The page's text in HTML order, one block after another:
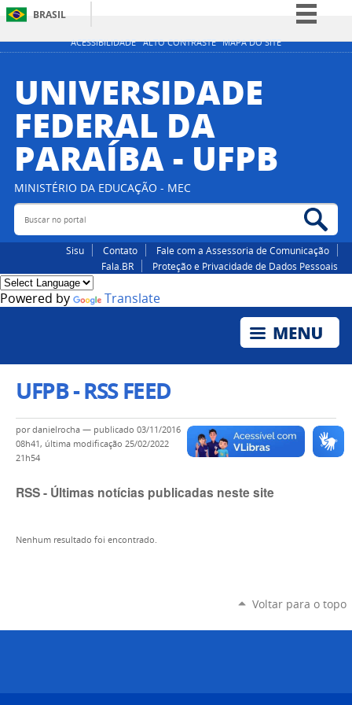
ACESSIBILIDADE ALTO CONTRASTE MAPA DO SITE
BRASIL
Simplifique!
Participe
Acesso à informação
Canais
UNIVERSIDADE
FEDERAL DA
PARAÍBA - UFPB
MINISTÉRIO DA EDUCAÇÃO - MEC
Buscar no portal
Sisu Contato
Fale com a Assessoria de Comunicação
Fala.BR
Proteção e Privacidade de Dados Pessoais
Powered by Translate
UFPB - RSS FEED
pordanielrocha — publicado 03/11/2016
08h41, última modificação 25/02/2022
21h54
RSS - Últimas notícias publicadas neste site
Nenhum resultado foi encontrado.
Voltar para o topo